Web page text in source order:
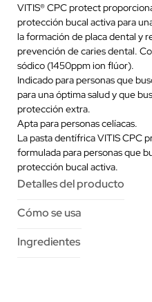
VITIS® CPC protect
protección bucal activa para
la formación de placa dental y
prevención de caries dental.
sódico (1450ppm ion flúor).
Indicado para personas que
para una óptima salud y que
protección extra.
Apta para personas celíacas.
La pasta dentífrica VITIS CPC
formulada para personas que
protección bucal activa.
Detalles del producto
Cómo se usa
Ingredientes